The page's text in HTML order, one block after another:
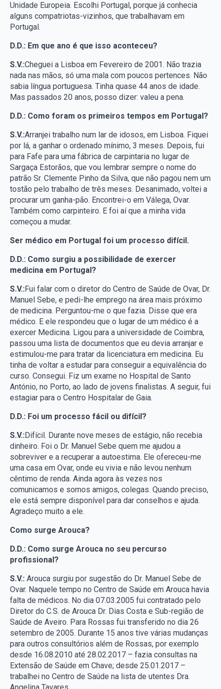
Unidade Europeia. Escolhi Portugal, porque já conhecia
alguns compatriotas-vizinhos, que trabalhavam em
Portugal.
D.D.: Em que ano é que isso aconteceu?
S.V.:Cheguei a Lisboa em Fevereiro de 2001. Não trazia
nada nas mãos, só uma mala com poucos pertences. Não
sabia língua portuguesa. Tinha quase 44 anos de idade.
Mas passados 20 anos, posso dizer: valeu a pena.
D.D.: Como foram os primeiros tempos em Portugal?
S.V.:Arranjei trabalho num lar de idosos, em Lisboa. Fiquei
por lá, a ganhar o ordenado mínimo, 3 meses. Depois, fui
para Fafe para uma fábrica de carpintaria no lugar de
Sargaça Estorãos, que vou lembrar sempre o nome do
patrão Sr. Clemente Pinho da Silva, que não pagou nem um
tostão pelo trabalho de três meses. Desanimado, voltei a
procurar um ganha-pão. Encontrei-o em Válega, Ovar.
Também como carpinteiro. E foi aí que a minha vida
começou a mudar.
Ser médico em Portugal foi um processo difícil.
D.D.: Como surgiu a possibilidade de exercer
medicina em Portugal?
S.V.:Fui falar com o diretor do Centro de Saúde de Ovar, Dr.
Manuel Sebe, e pedi-lhe emprego na área mais próximo
de medicina. Perguntou-me o que fazia. Disse que era
médico. E ele respondeu que o lugar de um médico é a
exercer Medicina. Ligou para a universidade de Coimbra,
passou uma lista de documentos que eu devia arranjar e
estimulou-me para tratar da licenciatura em medicina. Eu
tinha de voltar a estudar para conseguir a equivalência do
curso. Consegui. Fiz um exame no Hospital de Santo
António, no Porto, ao lado de jovens finalistas. A seguir, fui
estagiar para o Centro Hospitalar de Gaia.
D.D.: Foi um processo fácil ou difícil?
S.V.:Difícil. Durante nove meses de estágio, não recebia
dinheiro. Foi o Dr. Manuel Sebe quem me ajudou a
sobreviver e a recuperar a autoestima. Ele ofereceu-me
uma casa em Ovar, onde eu vivia e não levou nenhum
cêntimo de renda. Ainda agora às vezes nos
comunicamos e somos amigos, colegas. Quando preciso,
ele está sempre disponível para dar conselhos e ajuda.
Agradeço muito a ele.
Como surge Arouca?
D.D.: Como surge Arouca no seu percurso
profissional?
S.V.: Arouca surgiu por sugestão do Dr. Manuel Sebe de
Ovar. Naquele tempo no Centro de Saúde em Arouca havia
falta de médicos. No dia 07.03.2005 fui contratado pelo
Diretor do C.S. de Arouca Dr. Dias Costa e Sub-região de
Saúde de Aveiro. Para Rossas fui transferido no dia 26
setembro de 2005. Durante 15 anos tive várias mudanças
para outros consultórios além de Rossas, por exemplo
desde 16.08.2010 até 28.02.2017 – fazia consultas na
Extensão de Saúde em Chave; desde 25.01.2017 –
trabalhei no Centro de Saúde na lista de utentes Dra.